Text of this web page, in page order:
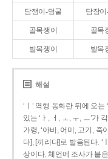
담쟁이-덩굴 담장
골목쟁이 골목
발목쟁이 발목
해설
‘ㅣ’ 역행 동화란 뒤에 오는
있는 ‘ㅏ, ㅓ, ㅗ, ㅜ, ㅡ’가
가령, ‘아비, 어미, 고기, 죽
다], [끼리다]로 발음된다. ‘
상이다. 체언에 조사가 붙